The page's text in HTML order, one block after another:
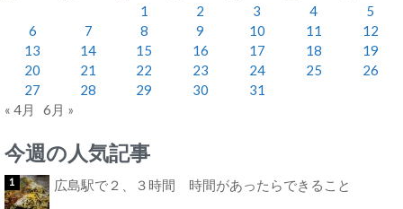
1
2 3 4
5
6
7 8 9 10 11
12
13
14 15 16 17 18
19
20
21 22 23 24 25
26
27
28 29 30
31
« 4月
6月 »
今週の人気記事
広島駅で２、３時間 時間があったらできること